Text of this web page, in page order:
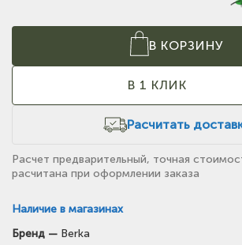
В КОРЗИНУ
В 1 КЛИК
Расчитать
Наличие в магазинах
Бренд — Berka
Расчет предварительный, точная
расчитана при оформлении заказа